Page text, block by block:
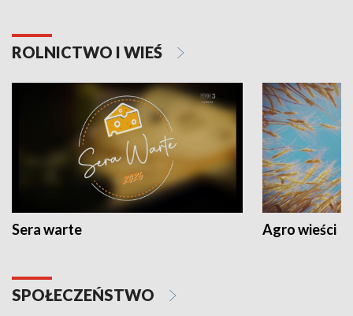
ROLNICTWO I WIEŚ
Sera warte Agro wieści
SPOŁECZEŃSTWO